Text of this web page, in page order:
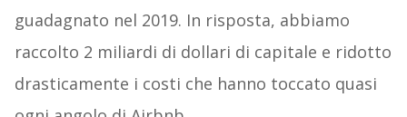
guadagnato nel 2019. In risposta, abbiamo
raccolto 2 miliardi di dollari di capitale e ridotto
drasticamente i costi che hanno toccato quasi